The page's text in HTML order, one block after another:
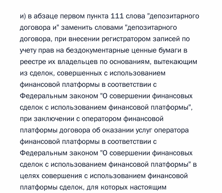
и) в абзаце первом пункта 111 слова "депозитарного
договора и" заменить словами "депозитарного
договора, при внесении регистратором записей по
учету прав на бездокументарные ценные бумаги в
реестре их владельцев по основаниям, вытекающим
из сделок, совершенных с использованием
финансовой платформы в соответствии с
Федеральным законом "О совершении финансовых
сделок с использованием финансовой платформы",
при заключении с оператором финансовой
платформы договора об оказании услуг оператора
финансовой платформы в соответствии с
Федеральным законом "О совершении финансовых
сделок с использованием финансовой платформы" в
целях совершения с использованием финансовой
платформы сделок, для которых настоящим